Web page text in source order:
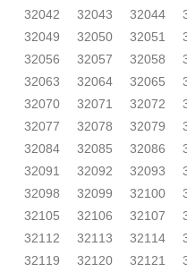
32042
32043 32044
32049
32050 32051
32056
32057 32058
32063
32064 32065
32070
32071 32072
32077
32078 32079
32084
32085 32086
32091
32092 32093
32098
32099 32100
32105
32106 32107
32112
32113 32114
32119
32120 32121